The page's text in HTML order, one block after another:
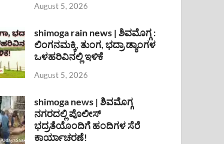
August 5, 2026
shimoga rain news | ಶಿವಮೊಗ್ಗ :
ಲಿಂಗನಮಕ್ಕಿ, ತುಂಗ, ಭದ್ರಾ ಡ್ಯಾಂಗಳ
ಒಳಹರಿವಿನಲ್ಲಿ ಇಳಿಕೆ
August 5, 2026
shimoga news | ಶಿವಮೊಗ್ಗ
ನಗರದಲ್ಲಿ ಪೊಲೀಸ್
ಭದ್ರತೆಯೊಂದಿಗೆ ಹಂದಿಗಳ ಸೆರೆ
ಕಾರ್ಯಾಚರಣೆ!